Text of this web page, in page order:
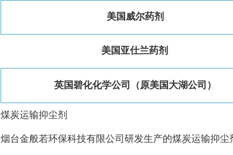
美国威尔药剂
美国亚仕兰药剂
英国碧化化学公司 （原美国大湖公司）
煤炭运输抑尘剂
烟台金般若环保科技有限公司研发生产的煤炭运输抑